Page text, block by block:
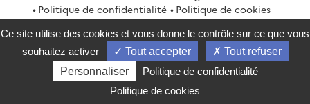
Politique de confidentialité
Politique de cookies
Gestion des cookies
Flux RSS
service-public.gouv.fr
legifrance.gouv.fr
info.gouv.fr
data.gouv.fr
2026 Direction générale du Trésor
Ce site utilise des cookies et vous donne le contrôle sur ce que vous
souhaitez activer
Tout accepter
Tout refuser
Personnaliser
Politique de confidentialité
Politique de cookies